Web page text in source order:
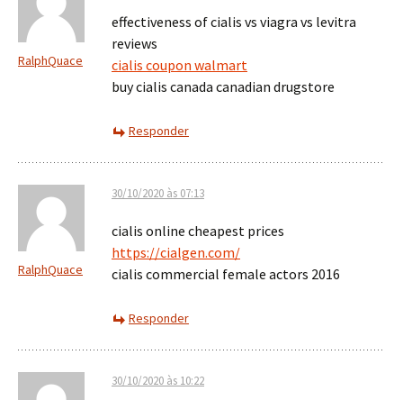
RalphQuace
effectiveness of cialis vs viagra vs levitra
reviews
cialis coupon walmart
buy cialis canada canadian drugstore
Responder
RalphQuace
30/10/2020 às 07:13
cialis online cheapest prices
https://cialgen.com/
cialis commercial female actors 2016
Responder
30/10/2020 às 10:22